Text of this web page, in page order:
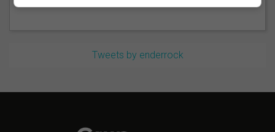
Tweets by enderrock